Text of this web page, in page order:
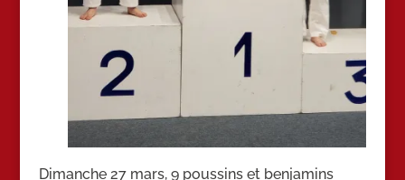
Dimanche 27 mars, 9 poussins et benjamins